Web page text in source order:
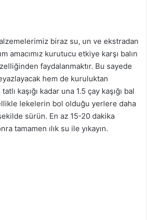
biraz su, un ve ekstradan
amacımız kurutucu etkiye karşı balın
faydalanmaktır. Bu sayede
hem de kuruluktan
kaşığı kadar una 1.5 çay kaşığı bal
lekelerin bol olduğu yerlere daha
sürün. En az 15-20 dakika
tamamen ılık su ile yıkayın.